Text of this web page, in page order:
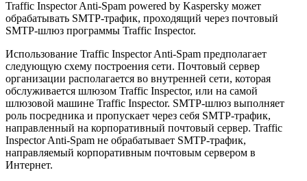
Traffic Inspector Anti-Spam powered by Kasperskу может
обрабатывать SMTP-трафик, проходящий через почтовый
SMTP-шлюз программы Traffic Inspector.
Использование Traffic Inspector Anti-Spam предполагает
следующую схему построения сети. Почтовый сервер
организации располагается во внутренней сети, которая
обслуживается шлюзом Traffic Inspector, или на самой
шлюзовой машине Traffic Inspector. SMTP-шлюз выполняет
роль посредника и пропускает через себя SMTP-трафик,
направленный на корпоративный почтовый сервер. Traffic
Inspector Anti-Spam не обрабатывает SMTP-трафик,
направляемый корпоративным почтовым сервером в
Интернет.